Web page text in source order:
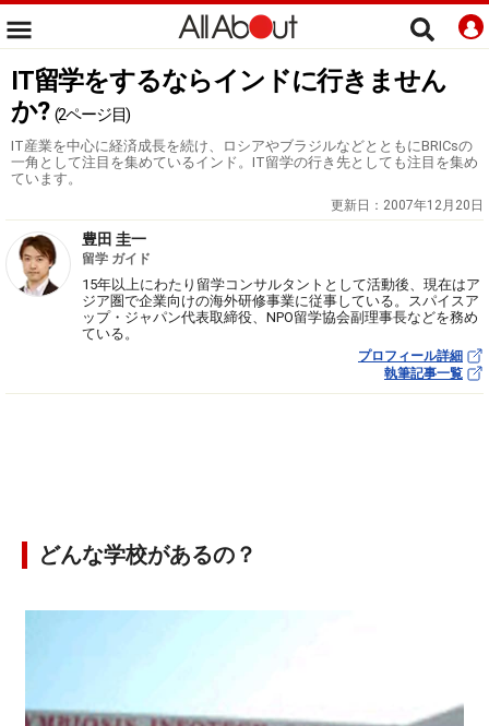
IT留学をするならインドに行きません
か? (2ページ目)
IT産業を中心に経済成長を続け、ロシアやブラジルなどとともにBRICsの
一角として注目を集めているインド。IT留学の行き先としても注目を集め
ています。
更新日： 2007年12月20日
豊田 圭一
留学 ガイド
15年以上にわたり留学コンサルタントとして活動後、現在はア
ジア圏で企業向けの海外研修事業に従事している。スパイスア
ップ・ジャパン代表取締役、NPO留学協会副理事長などを務め
ている。
プロフィール詳細
執筆記事一覧
どんな学校があるの？